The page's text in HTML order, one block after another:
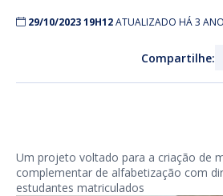
29/10/2023 19H12ATUALIZADO HÁ 3
Compartilhe:
Um projeto voltado para a criação de
complementar de alfabetização com
estudantes matriculados